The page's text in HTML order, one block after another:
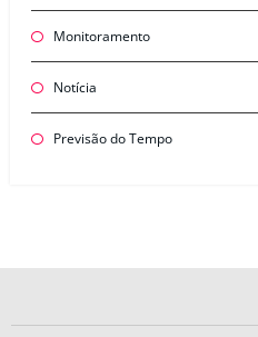
Monitoramento
Notícia
Previsão do Tempo